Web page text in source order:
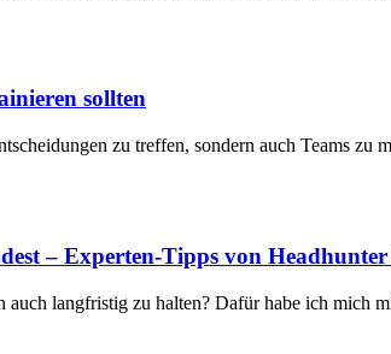
sollten
zu treffen, sondern auch Teams
– Experten-Tipps von
auch langfristig zu halten? Dafür habe ich mich